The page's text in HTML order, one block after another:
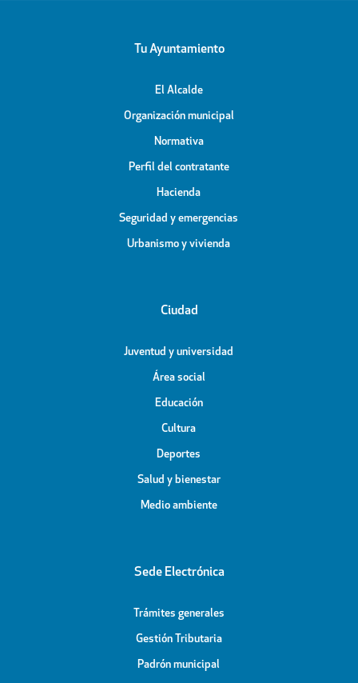
Tu Ayuntamiento
El Alcalde
Organización municipal
Normativa
Perfil del contratante
Hacienda
Seguridad y emergencias
Urbanismo y vivienda
Ciudad
Juventud y universidad
Área social
Educación
Cultura
Deportes
Salud y bienestar
Medio ambiente
Sede Electrónica
Trámites generales
Gestión Tributaria
Padrón municipal